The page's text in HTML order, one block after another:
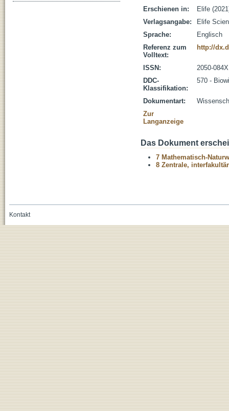
Erschienen in:
Elife
Verlagsangabe:
Elife
Sprache:
Englisch
Referenz zum
Volltext:
http://
ISSN:
2050-084X
DDC-
Klassifikation:
570 -
Dokumentart:
Zur
Langanzeige
Das Dokument
7 Mathematisch-
8 Zentrale,
Kontakt